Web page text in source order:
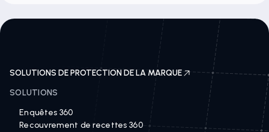
SOLUTIONS DE PROTECTION DE LA MARQUE
SOLUTIONS
Enquêtes 360
Recouvrement de recettes 360